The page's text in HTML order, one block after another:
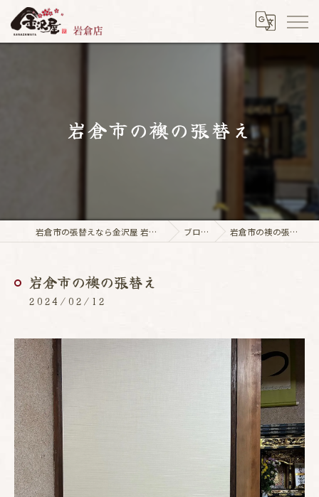
岩倉市の襖の張替え
岩倉市の張替えなら金沢屋 岩倉店 ブログ 岩倉市の襖の張替え
岩倉市の襖の張替え
2024/02/12